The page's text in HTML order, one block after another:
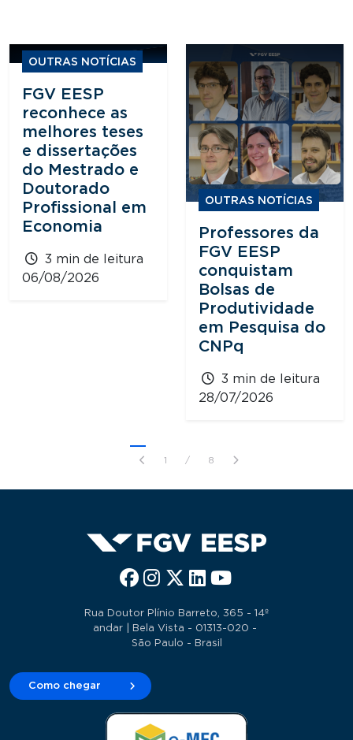
OUTRAS NOTÍCIAS
FGV EESP
reconhece as
melhores teses
e dissertações
do Mestrado e
Doutorado
Profissional em
Economia
3 min de leitura
06/08/2026
OUTRAS NOTÍCIAS
Professores da
FGV EESP
conquistam
Bolsas de
Produtividade
em Pesquisa do
CNPq
3 min de leitura
28/07/2026
1 / 8
Rua Doutor Plínio Barreto, 365 - 14º
andar | Bela Vista - 01313-020 -
São Paulo - Brasil
Como chegar